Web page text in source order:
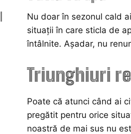
Nu doar în sezonul cald
situații în care sticla de
întâlnite. Așadar, nu
Triunghiuri
Poate că atunci când ai
pregătit pentru orice
noastră de mai sus nu